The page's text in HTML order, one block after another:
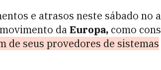
e atrasos neste sábado no
daEuropa, como
de seus provedores de sistemas